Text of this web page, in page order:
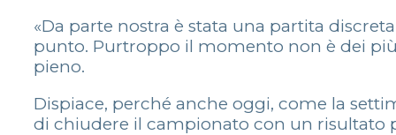
«Da parte nostra è stata una partita
punto. Purtroppo il momento non è dei
pieno.
Dispiace, perché anche oggi, come la
di chiudere il campionato con un risultato